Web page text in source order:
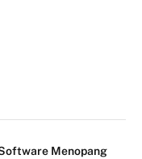
Menopang